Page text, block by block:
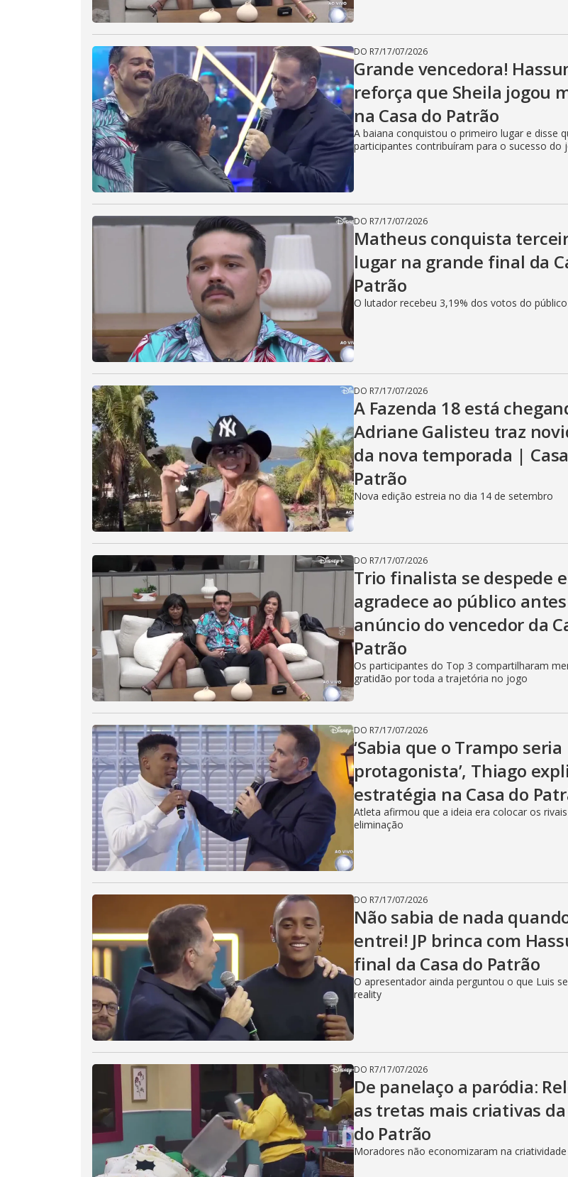
DO R7/17/07/2026
Grande vencedora!
reforça que Sheila jogou
na Casa do Patrão
A baiana conquistou o primeiro lugar e disse
participantes contribuíram para o sucesso do
DO R7/17/07/2026
Matheus conquista
lugar na grande final da
Patrão
O lutador recebeu 3,19% dos votos do público
DO R7/17/07/2026
A Fazenda 18 está
Adriane Galisteu traz
da nova temporada |
Patrão
Nova edição estreia no dia 14 de setembro
DO R7/17/07/2026
Trio finalista se despede e
agradece ao público
anúncio do vencedor da
Patrão
Os participantes do Top 3 compartilharam
gratidão por toda a trajetória no jogo
DO R7/17/07/2026
‘Sabia que o Trampo seria
protagonista’, Thiago
estratégia na Casa do
Atleta afirmou que a ideia era colocar os
eliminação
DO R7/17/07/2026
Não sabia de nada
entrei! JP brinca com
final da Casa do Patrão
O apresentador ainda perguntou o que Luis
reality
DO R7/17/07/2026
De panelaço a paródia:
as tretas mais criativas da
do Patrão
Moradores não economizaram na criatividade